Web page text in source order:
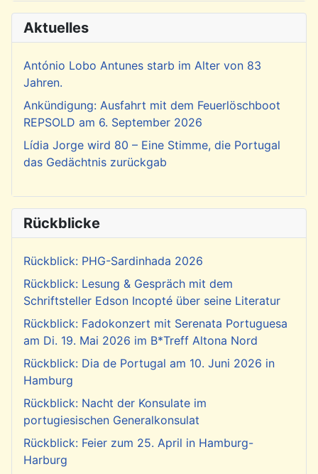
Aktuelles
António Lobo Antunes starb im Alter von 83
Jahren.
Ankündigung: Ausfahrt mit dem Feuerlöschboot
REPSOLD am 6. September 2026
Lídia Jorge wird 80 – Eine Stimme, die Portugal
das Gedächtnis zurückgab
Rückblicke
Rückblick: PHG-Sardinhada 2026
Rückblick: Lesung & Gespräch mit dem
Schriftsteller Edson Incopté über seine Literatur
Rückblick: Fadokonzert mit Serenata Portuguesa
am Di. 19. Mai 2026 im B*Treff Altona Nord
Rückblick: Dia de Portugal am 10. Juni 2026 in
Hamburg
Rückblick: Nacht der Konsulate im
portugiesischen Generalkonsulat
Rückblick: Feier zum 25. April in Hamburg-
Harburg